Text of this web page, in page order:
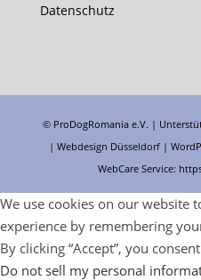
Datenschutz
© ProDogRomania e.V. |
| Webdesign Düsseldorf |
WebCare Service:
We use cookies on our website
experience by remembering
By clicking “Accept”, you
Do not sell my personal